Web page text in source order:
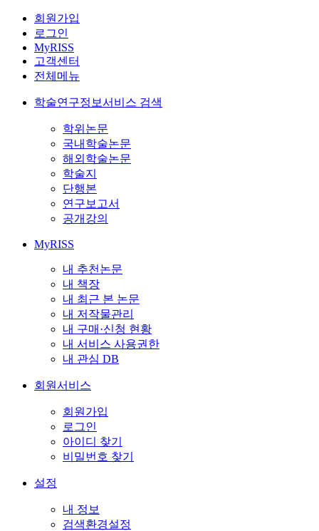
회원가입
로그인
MyRISS
고객센터
전체메뉴
학술연구정보서비스 검색
학위논문
국내학술논문
해외학술논문
학술지
단행본
연구보고서
공개강의
MyRISS
내 추천논문
내 책장
내 최근 본 논문
내 저작물관리
내 구매·신청 현황
내 서비스 사용권한
내 관심 DB
회원서비스
회원가입
로그인
아이디 찾기
비밀번호 찾기
설정
내 정보
검색환경설정